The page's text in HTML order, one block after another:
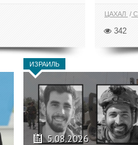
ЦАХАЛ
342
ИЗРАИЛЬ
5.08.2026